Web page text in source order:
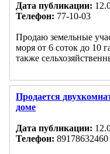
Дата публикации:
Телефон: 77-10-03
Продаю земельные
моря от 6 соток до 10
также
Продается
доме
Дата публикации:
Телефон: 89178632460